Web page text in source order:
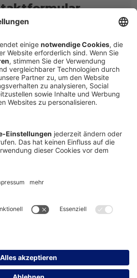
uns an: + 49 40 531050
schreiben